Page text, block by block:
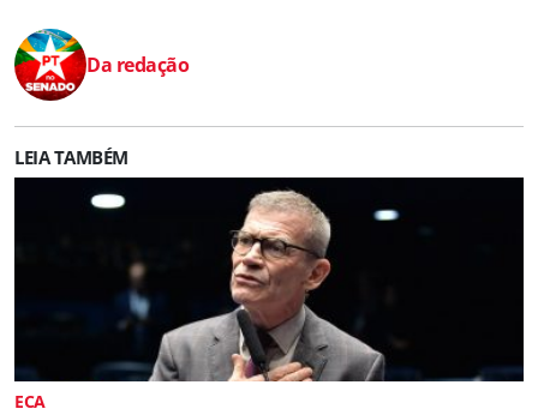
Da redação
LEIA TAMBÉM
ECA